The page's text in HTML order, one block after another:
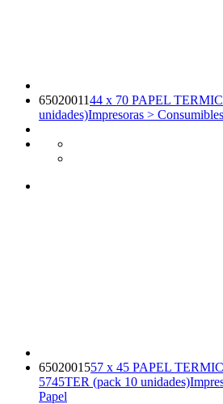
6502001144 x 70 PAPEL
unidades)Impresoras >
6502001557 x 45 PAPEL
5745TER (pack 10 unidades)
Papel